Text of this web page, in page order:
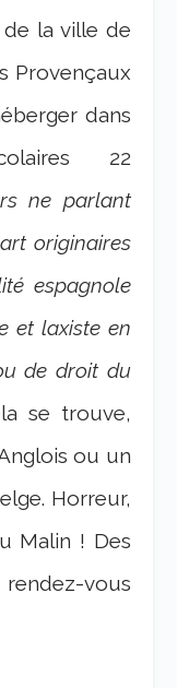
la ville de
Provençaux
dans
22
ne parlant
originaires
espagnole
et laxiste en
de droit du
se trouve,
ou un
Horreur,
Malin ! Des
vous